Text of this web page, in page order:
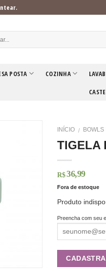
POSTA COZINHA
INÍCIO / BOWLS
TIGELA
R$ 36,99
Fora de estoque
Produto
Preencha com seu